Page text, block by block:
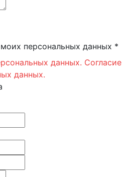
персональных данных *
данных. Согласие
данных.